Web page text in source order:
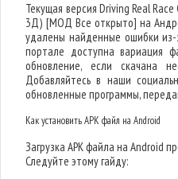
Текущая версия Driving Real
3Д) [МОД Все открыто] на
удалены найденные ошибки из-
портале доступна вариация
обновление, если скачана
Добавляйтесь в наши
обновленные программы,
Как установить APK файл на Android
Загрузка APK файла на Android
Следуйте этому гайду: